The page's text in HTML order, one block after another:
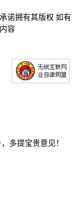
诺拥有其版权 如有
容
多提宝贵意见！